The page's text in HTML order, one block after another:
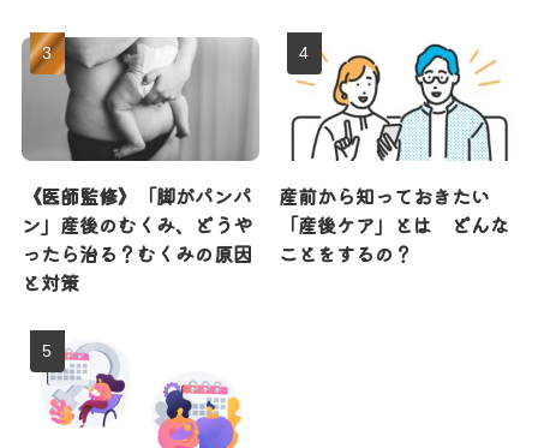
《医師監修》「脚がパンパ
ン」産後のむくみ、どうや
ったら治る？むくみの原因
と対策
産前から知っておきたい
「産後ケア」とは どんな
ことをするの？